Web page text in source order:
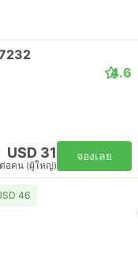
4.6
USD 31
ต่อคน (ผู้ใหญ่)
จองเลย
46